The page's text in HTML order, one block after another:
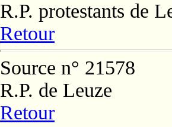
R.P. protestants de
Retour
Source n° 21578
R.P. de Leuze
Retour